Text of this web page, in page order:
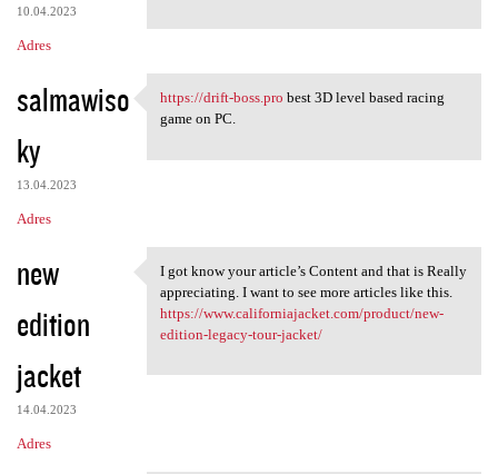
10.04.2023
Adres
salmawiso
ky
13.04.2023
Adres
https://drift-boss.pro best
https://drift-boss.pro best 3D level based racing
game on PC.
new
edition
jacket
14.04.2023
Adres
I got know your article’s
I got know your article’s Content and that is Really
appreciating. I want to see more articles like this.
https://www.californiajacket.com/product/new-
edition-legacy-tour-jacket/